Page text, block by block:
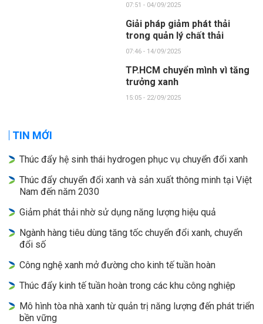
07:51 - 04/09/2025
Giải pháp giảm phát thải
trong quản lý chất thải
07:46 - 14/09/2025
TP.HCM chuyển mình vì tăng
trưởng xanh
15:05 - 22/09/2025
TIN MỚI
Thúc đẩy hệ sinh thái hydrogen phục vụ chuyển đổi xanh
Thúc đẩy chuyển đổi xanh và sản xuất thông minh tại Việt
Nam đến năm 2030
Giảm phát thải nhờ sử dụng năng lượng hiệu quả
Ngành hàng tiêu dùng tăng tốc chuyển đổi xanh, chuyển
đổi số
Công nghệ xanh mở đường cho kinh tế tuần hoàn
Thúc đẩy kinh tế tuần hoàn trong các khu công nghiệp
Mô hình tòa nhà xanh từ quản trị năng lượng đến phát triển
bền vững